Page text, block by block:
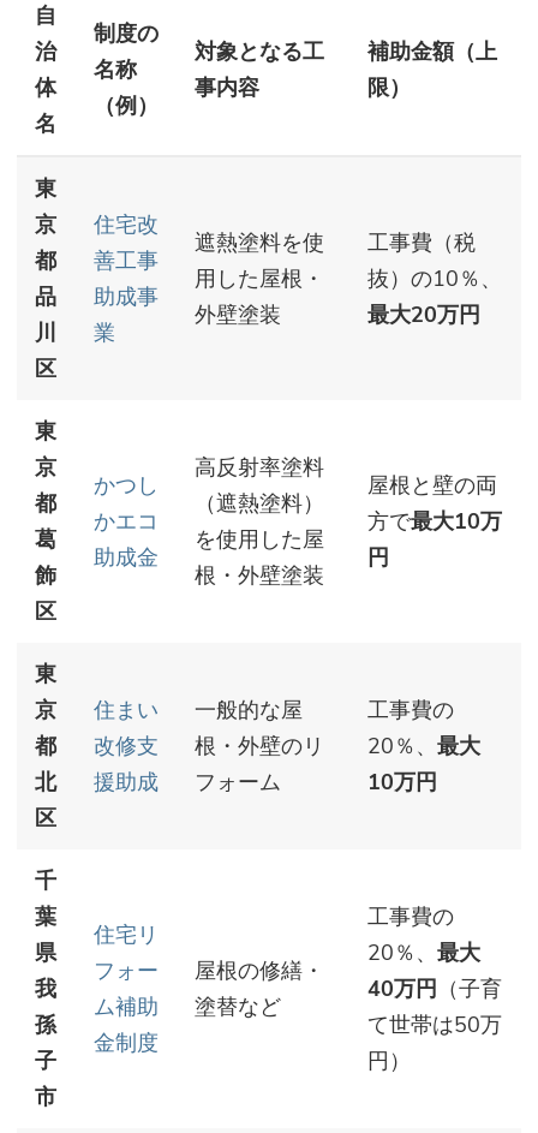
自
治
体
名
制度の
名称
（例）
対象となる工
事内容
補助金額（上
限）
東
京
都
品
川
区
住宅改
善工事
助成事
業
遮熱塗料を使
用した屋根・
外壁塗装
工事費（税
抜）の10％、
最大20万円
東
京
都
葛
飾
区
かつし
かエコ
助成金
高反射率塗料
（遮熱塗料）
を使用した屋
根・外壁塗装
屋根と壁の両
方で最大10万
円
東
京
都
北
区
住まい
改修支
援助成
一般的な屋
根・外壁のリ
フォーム
工事費の
20％、 最大
10万円
千
葉
県
我
孫
子
市
住宅リ
フォー
ム補助
金制度
屋根の修繕・
塗替など
工事費の
20％、 最大
40万円 （子育
て世帯は50万
円）